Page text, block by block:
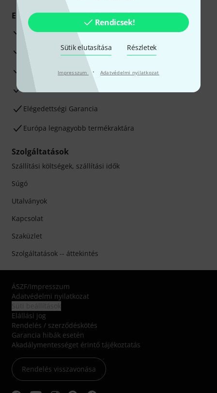
Rendicsek!
Sütik elutasítása Részletek
Impresszum · Adatvédelmi nyilatkozat
Előnyök
3 éves Thomann-garancia
30 napos pénzvisszafizetési garancia
Javítás/Szervizelés
Hozzáértők szaktanácsadása
Elégedettségi Garancia
Európa legnagyobb termékraktára
Szolgáltatások
Szállítási költségek, szállítási idők
Súgó
Utalványok
Kapcsolat
Szaküzlet
Szolgáltatások -- áttekintés
ÁSZF/Impresszum
Adatvédelmi nyilatkozat
Elállási jog
Rendelés / szerződéskötés
Garancia hibák esetén
Akadálymentességet érintő tájékoztatás
Rendelés visszavonása